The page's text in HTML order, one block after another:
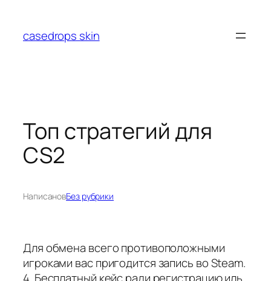
содержимому
casedrops skin
Топ стратегий для
CS2
НаписановБез рубрики
Для обмена всего противоположными
игроками вас пригодится запись во Steam.